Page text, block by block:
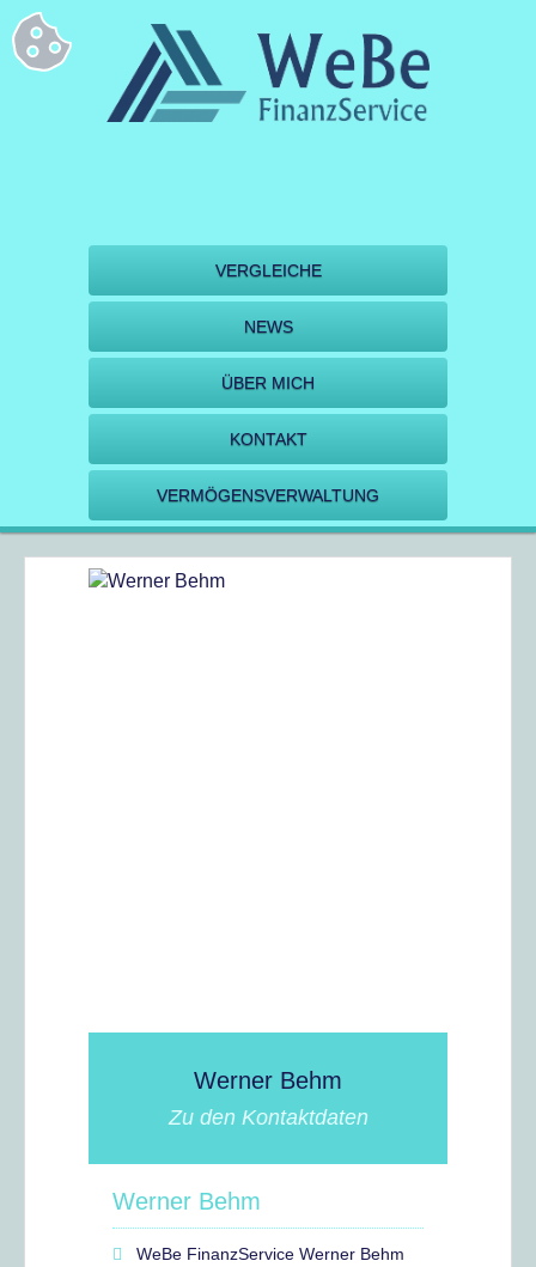
VERGLEICHE
NEWS
ÜBER MICH
KONTAKT
VERMÖGENSVERWALTUNG
Werner Behm
Zu den Kontaktdaten
Werner Behm
WeBe FinanzService Werner Behm